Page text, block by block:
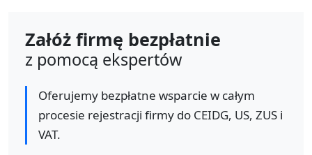
Załóż firmę bezpłatnie
z pomocą ekspertów
Oferujemy bezpłatne wsparcie w całym
procesie rejestracji firmy do CEIDG, US, ZUS i
VAT.